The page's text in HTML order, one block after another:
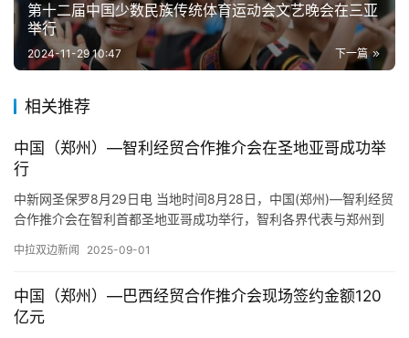
第十二届中国少数民族传统体育运动会文艺晚会在三亚
举行
下一篇
2024-11-29 10:47
相关推荐
中国（郑州）—智利经贸合作推介会在圣地亚哥成功举
行
中新网圣保罗8月29日电 当地时间8月28日，中国(郑州)—智利经贸
合作推介会在智利首都圣地亚哥成功举行，智利各界代表与郑州到
中拉双边新闻 2025-09-01
中国（郑州）—巴西经贸合作推介会现场签约金额120
亿元